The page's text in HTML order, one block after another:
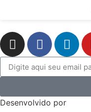
Desenvolvido por